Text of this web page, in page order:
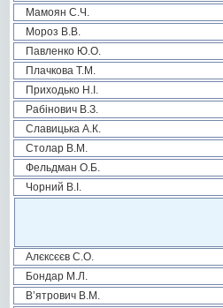
Мамоян С.Ч.
Мороз В.В.
Павленко Ю.О.
Плачкова Т.М.
Приходько Н.І.
Рабінович В.З.
Славицька А.К.
Столар В.М.
Фельдман О.Б.
Чорний В.І.
Алєксєєв С.О.
Бондар М.Л.
В’ятрович В.М.